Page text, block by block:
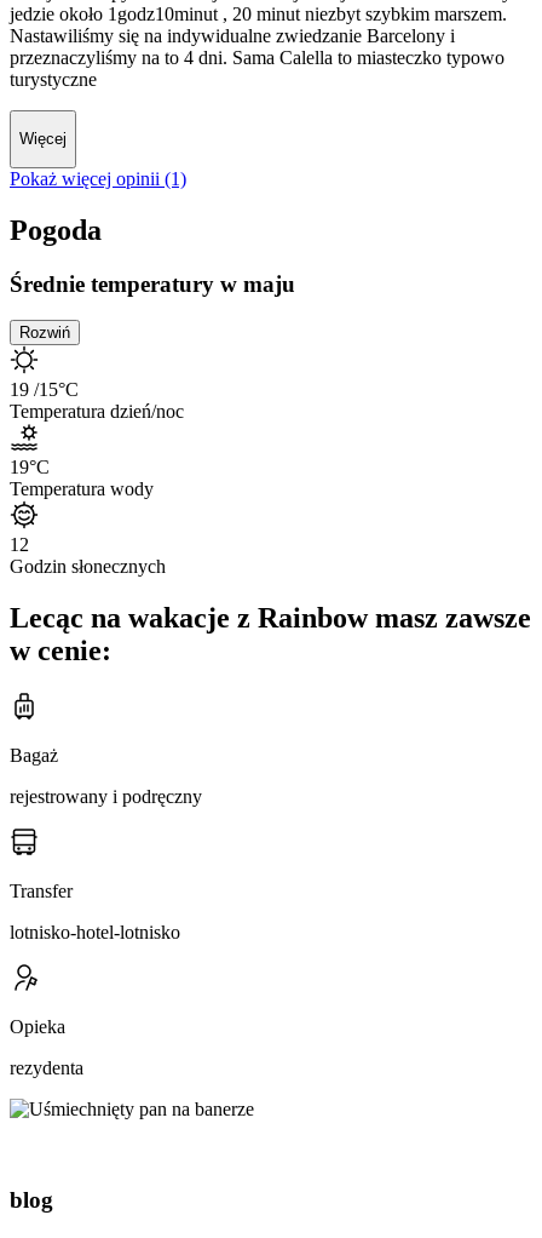
jedzie około 1godz10minut , 20 minut niezbyt szybkim marszem.
Nastawiliśmy się na indywidualne zwiedzanie Barcelony i
przeznaczyliśmy na to 4 dni. Sama Calella to miasteczko typowo
turystyczne
Więcej
Pokaż więcej opinii (1)
Pogoda
Średnie temperatury w maju
Rozwiń
19 /15°C
Temperatura dzień/noc
19°C
Temperatura wody
12
Godzin słonecznych
Lecąc na wakacje z Rainbow masz zawsze
w cenie:
Bagaż
rejestrowany i podręczny
Transfer
lotnisko-hotel-lotnisko
Opieka
rezydenta
blog